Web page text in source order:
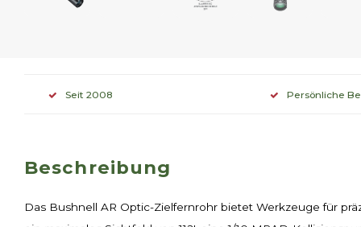
Seit 2008 Persönliche
Beschreibung
Das Bushnell AR Optic-Zielfernrohr bietet Werkzeuge für